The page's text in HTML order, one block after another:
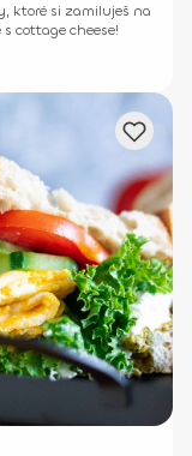
ktoré si zamiluješ na
cottage cheese!